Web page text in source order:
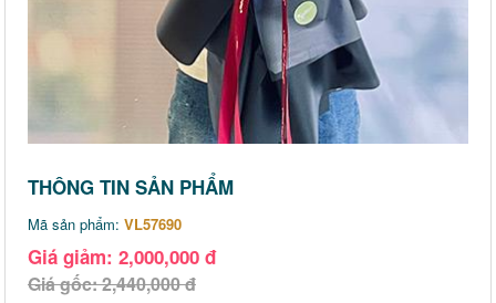
THÔNG TIN SẢN PHẨM
Mã sản phẩm: VL57690
Giá giảm: 2,000,000 đ
Giá gốc: 2,440,000 đ